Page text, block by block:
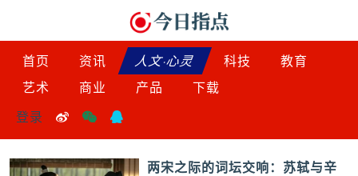
首页 资讯 人文·心灵 科技
教育
艺术
商业 产品
下载
登录
两宋之际的词坛交响：苏轼与辛